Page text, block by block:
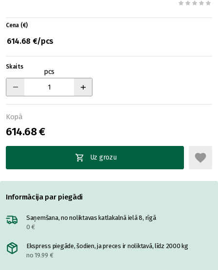
Cena (€)
614.68 €/pcs
Skaits
pcs
Kopā
614.68 €
Uz grozu
Informācija par piegādi
Saņemšana, no noliktavas katlakalnā ielā 8, rīgā
0 €
Ekspress piegāde, šodien, ja preces ir noliktavā, līdz 2000 kg
no 19.99 €